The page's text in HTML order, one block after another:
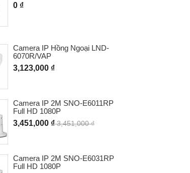
0 ₫
Camera IP Hồng Ngoại LND-
6070R/VAP
3,123,000 ₫
Camera IP 2M SNO-E6011RP
Full HD 1080P
3,451,000 ₫3,451,000 ₫
Camera IP 2M SNO-E6031RP
Full HD 1080P